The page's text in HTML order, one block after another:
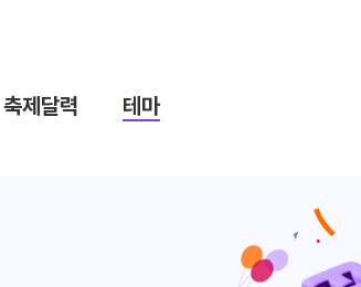
축제달력 테마